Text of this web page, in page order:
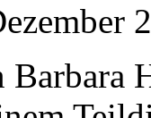
Barbara